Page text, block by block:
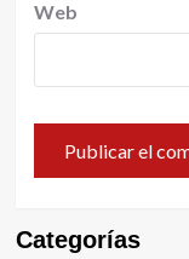
Web
Categorías